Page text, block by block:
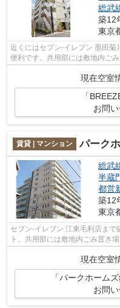
総武
築12
東京
近くにはセブン‐イレブン 墨田
便利です。共用部には敷地内ご
現在空室
「
お問
賃貸 | マンション パークホ
総武
半蔵
都営
築12
東京
セブン‐イレブン 江東毛利店ま
ト。共用部には敷地内ごみ置き
良好の涼しく気持ちの良い空間
現在空室
「パークホーム
お問